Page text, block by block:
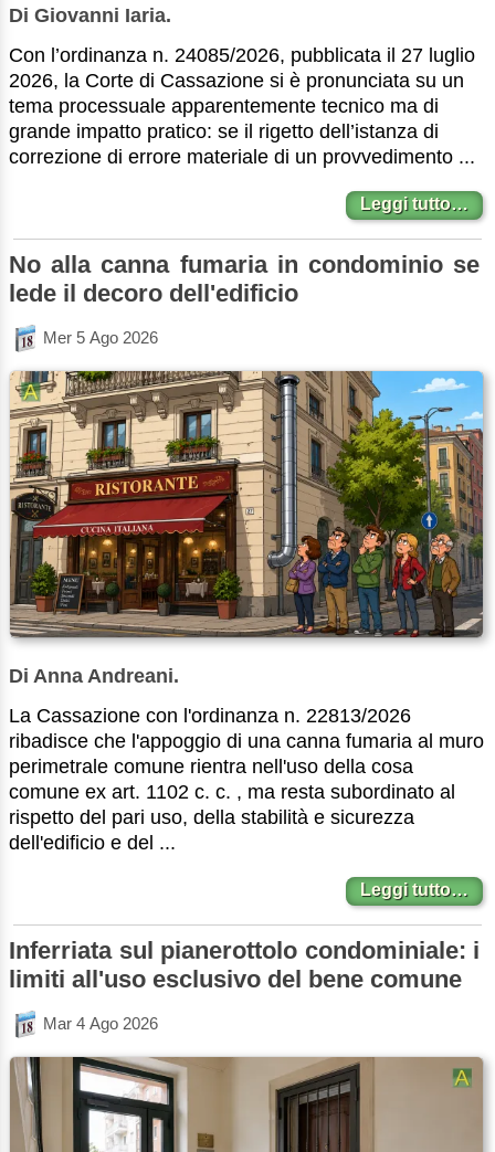
Di Giovanni Iaria.
Con l’ordinanza n. 24085/2026, pubblicata il 27 luglio
2026, la Corte di Cassazione si è pronunciata su un
tema processuale apparentemente tecnico ma di
grande impatto pratico: se il rigetto dell’istanza di
correzione di errore materiale di un provvedimento ...
Leggi tutto…
No alla canna fumaria in condominio se
lede il decoro dell'edificio
Mer 5 Ago 2026
Di Anna Andreani.
La Cassazione con l'ordinanza n. 22813/2026
ribadisce che l'appoggio di una canna fumaria al muro
perimetrale comune rientra nell'uso della cosa
comune ex art. 1102 c. c. , ma resta subordinato al
rispetto del pari uso, della stabilità e sicurezza
dell'edificio e del ...
Leggi tutto…
Inferriata sul pianerottolo condominiale: i
limiti all'uso esclusivo del bene comune
Mar 4 Ago 2026